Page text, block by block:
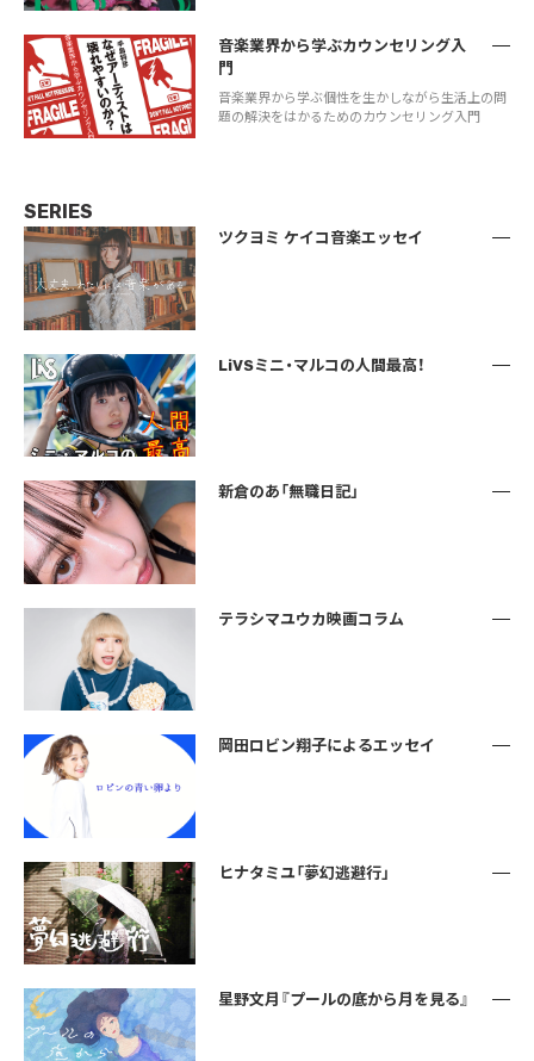
音楽業界から学ぶカウンセリング入
門
音楽業界から学ぶ個性を生かしながら生活上の問
題の解決をはかるためのカウンセリング入門
SERIES
ツクヨミ ケイコ音楽エッセイ
LiVSミニ・マルコの人間最高！
新倉のあ「無職日記」
テラシマユウカ映画コラム
岡田ロビン翔子によるエッセイ
ヒナタミユ「夢幻逃避行」
星野文月『プールの底から月を見る』